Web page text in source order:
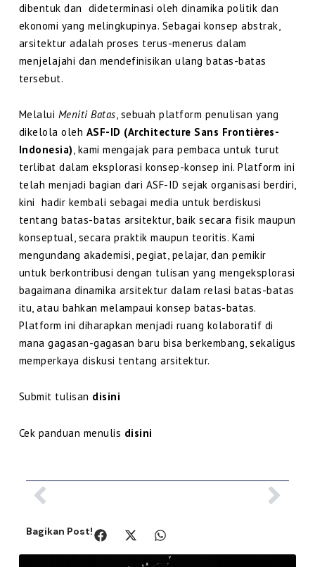
dibentuk dan dideterminasi oleh dinamika politik dan
ekonomi yang melingkupinya. Sebagai konsep abstrak,
arsitektur adalah proses terus-menerus dalam
menjelajahi dan mendefinisikan ulang batas-batas
tersebut.
Melalui Meniti Batas, sebuah platform penulisan yang
dikelola oleh ASF-ID (Architecture Sans Frontières-
Indonesia), kami mengajak para pembaca untuk turut
terlibat dalam eksplorasi konsep-konsep ini. Platform ini
telah menjadi bagian dari ASF-ID sejak organisasi berdiri,
kini hadir kembali sebagai media untuk berdiskusi
tentang batas-batas arsitektur, baik secara fisik maupun
konseptual, secara praktik maupun teoritis. Kami
mengundang akademisi, pegiat, pelajar, dan pemikir
untuk berkontribusi dengan tulisan yang mengeksplorasi
bagaimana dinamika arsitektur dalam relasi batas-batas
itu, atau bahkan melampaui konsep batas-batas.
Platform ini diharapkan menjadi ruang kolaboratif di
mana gagasan-gagasan baru bisa berkembang, sekaligus
memperkaya diskusi tentang arsitektur.
Submit tulisan disini
Cek panduan menulis disini
Prev
Bagikan Post!